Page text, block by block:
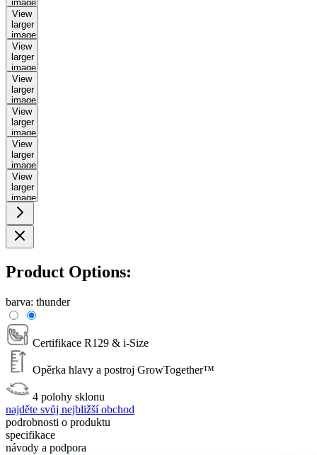
image
View
larger
image
View
larger
image
View
larger
image
View
larger
image
View
larger
image
View
larger
image
Product Options:
barva: thunder
Certifikace R129 & i-Size
Opěrka hlavy a postroj GrowTogether™
4 polohy sklonu
najděte svůj nejbližší obchod
podrobnosti o produktu
specifikace
návody a podpora